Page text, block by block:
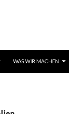
WAS WIR MACHEN